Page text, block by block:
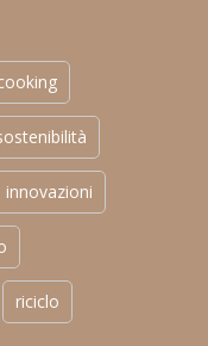
innovazioni
riciclo